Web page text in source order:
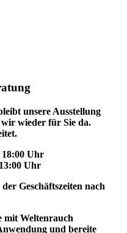
unsere Ausstellung
wir wieder für Sie da.
18:00 Uhr
Uhr
Geschäftszeiten nach
mit Weltenrauch
und bereite